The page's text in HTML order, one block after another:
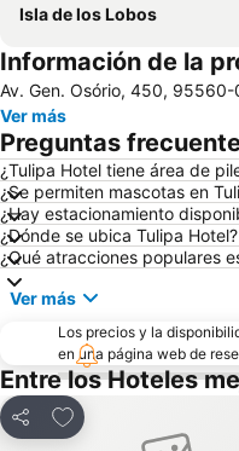
Isla de los Lobos
Información de la
Av. Gen. Osório, 450, 95560-
Ver más
Preguntas
¿Tulipa Hotel tiene área de
¿Se permiten mascotas en
¿Hay estacionamiento
¿Dónde se ubica Tulipa Hotel?
¿Qué atracciones populares
Ver más
Los precios y la
en una página web de
Entre los Hoteles
Compartir
Añadir a favoritos